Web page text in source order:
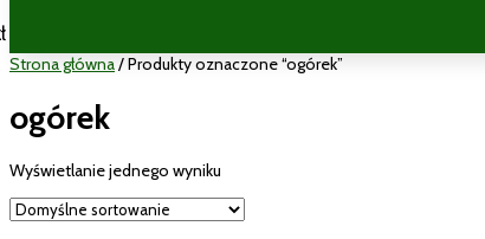
Strona główna/ Produkty oznaczone “ogórek”
ogórek
Wyświetlanie jednego wyniku